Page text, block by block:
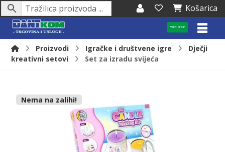
Košarica
WEB SHOP
Proizvodi Igračke i društvene igre
Dječji
kreativni setovi
Set za izradu svijeća
Nema na zalihi!